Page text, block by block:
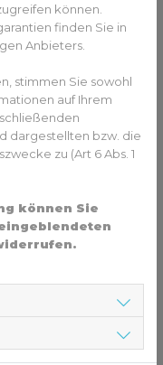
Essen bringt
Kauen
Mahlzeiten
regulieren und
können.
finden Sie in
Anbieters.
stimmen Sie sowohl
auf Ihrem
dargestellten bzw. die
zu (Art 6 Abs. 1
können Sie